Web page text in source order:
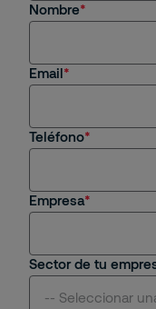
Soy cliente actual
Estoy
Nombre
Email
Teléfono
Empresa
Sector de tu
-- Seleccionar